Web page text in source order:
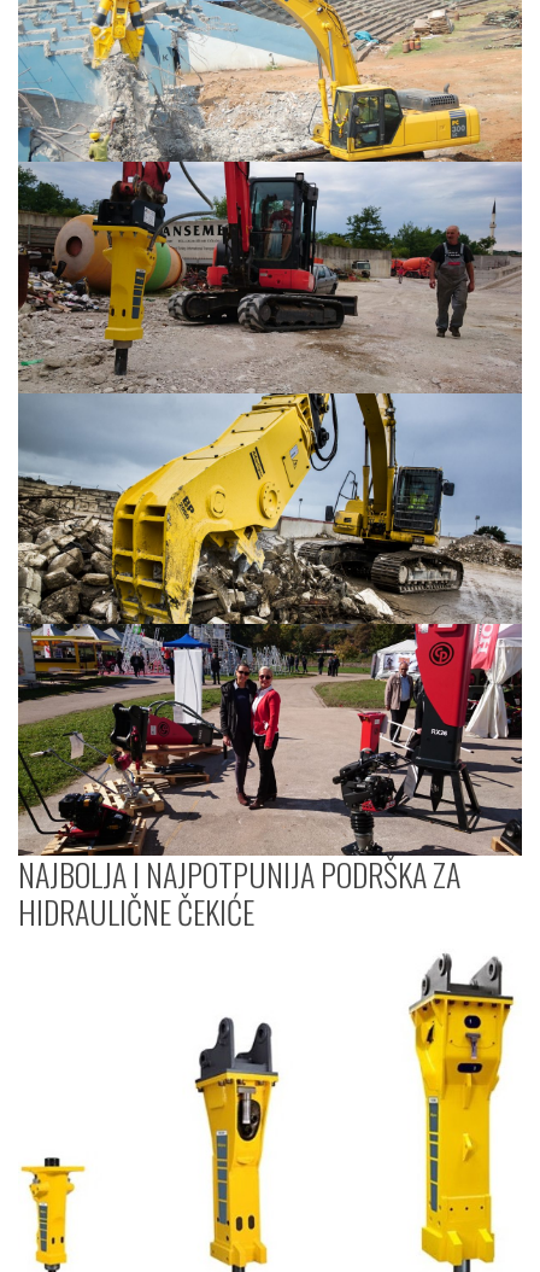
NAJBOLJA I NAJPOTPUNIJA PODRŠKA ZA
HIDRAULIČNE ČEKIĆE